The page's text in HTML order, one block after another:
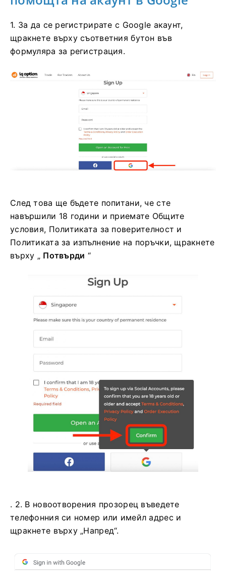
1. За да се регистрирате с Google акаунт,
щракнете върху съответния бутон във
формуляра за регистрация.
След това ще бъдете попитани, че сте
навършили 18 години и приемате Общите
условия, Политиката за поверителност и
Политиката за изпълнение на поръчки, щракнете
върху „ Потвърди “
. 2. В новоотворения прозорец въведете
телефонния си номер или имейл адрес и
щракнете върху „Напред“.